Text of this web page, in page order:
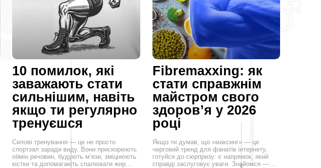
10 помилок, які
заважають стати
сильнішим, навіть
якщо ти регулярно
тренуєшся
Силові тренування — це не просто
спортзал заради виду. Вони прискорюють
обмін речовин, будують м’язи, зміцнюють
кістки та допомагають спалювати жир.…
Fibremaxxing: як
стати справжнім
майстром свого
здоров’я у 2026
році
Якщо ти думав, що «максинг» — це
черговий тренд для фанатів інтернету,
готуйся до сюрпризу: є напрямок, який
справді заслуговує уваги. Знайомся —…